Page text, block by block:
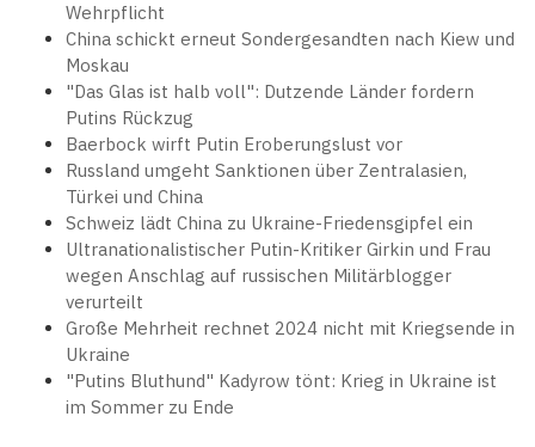
Wehrpflicht
China schickt erneut Sondergesandten nach Kiew und
Moskau
"Das Glas ist halb voll": Dutzende Länder fordern
Putins Rückzug
Baerbock wirft Putin Eroberungslust vor
Russland umgeht Sanktionen über Zentralasien,
Türkei und China
Schweiz lädt China zu Ukraine-Friedensgipfel ein
Ultranationalistischer Putin-Kritiker Girkin und Frau
wegen Anschlag auf russischen Militärblogger
verurteilt
Große Mehrheit rechnet 2024 nicht mit Kriegsende in
Ukraine
"Putins Bluthund" Kadyrow tönt: Krieg in Ukraine ist
im Sommer zu Ende